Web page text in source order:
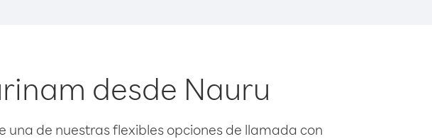
desde Nauru
de nuestras flexibles opciones de llamada con